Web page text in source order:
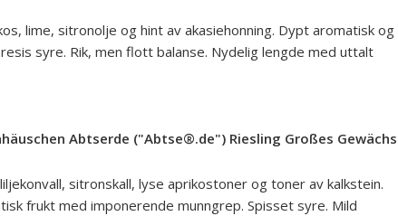
lime, sitronolje og hint av akasiehonning. Dypt aromatisk og
syre. Rik, men flott balanse. Nydelig lengde med uttalt
Abtserde ("Abtse®.de") Riesling Großes Gewächs
sitronskall, lyse aprikostoner og toner av kalkstein.
frukt med imponerende munngrep. Spisset syre. Mild